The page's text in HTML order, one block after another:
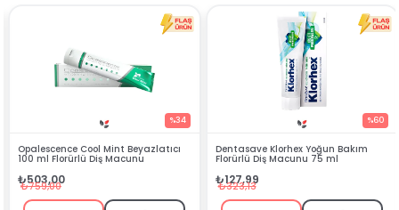
Mint Beyazlatıcı
Macunu
Dentasave Klorhex Yoğun Bakım
Florürlü Diş Macunu 75 ml
Black Berry